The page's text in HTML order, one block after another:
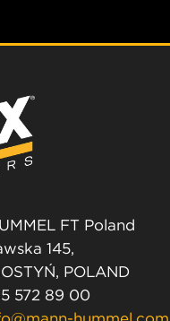
FT Poland
145,
POLAND
572 89 00